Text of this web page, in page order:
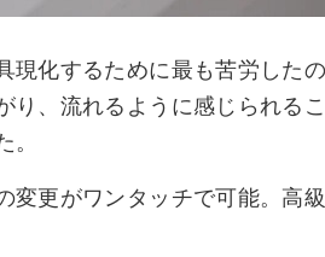
現化するために最も苦労した
り、流れるように感じられる
。
変更がワンタッチで可能。高